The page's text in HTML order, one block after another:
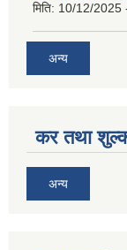
मिति: 10/12/2025
अन्य
कर तथा
अन्य